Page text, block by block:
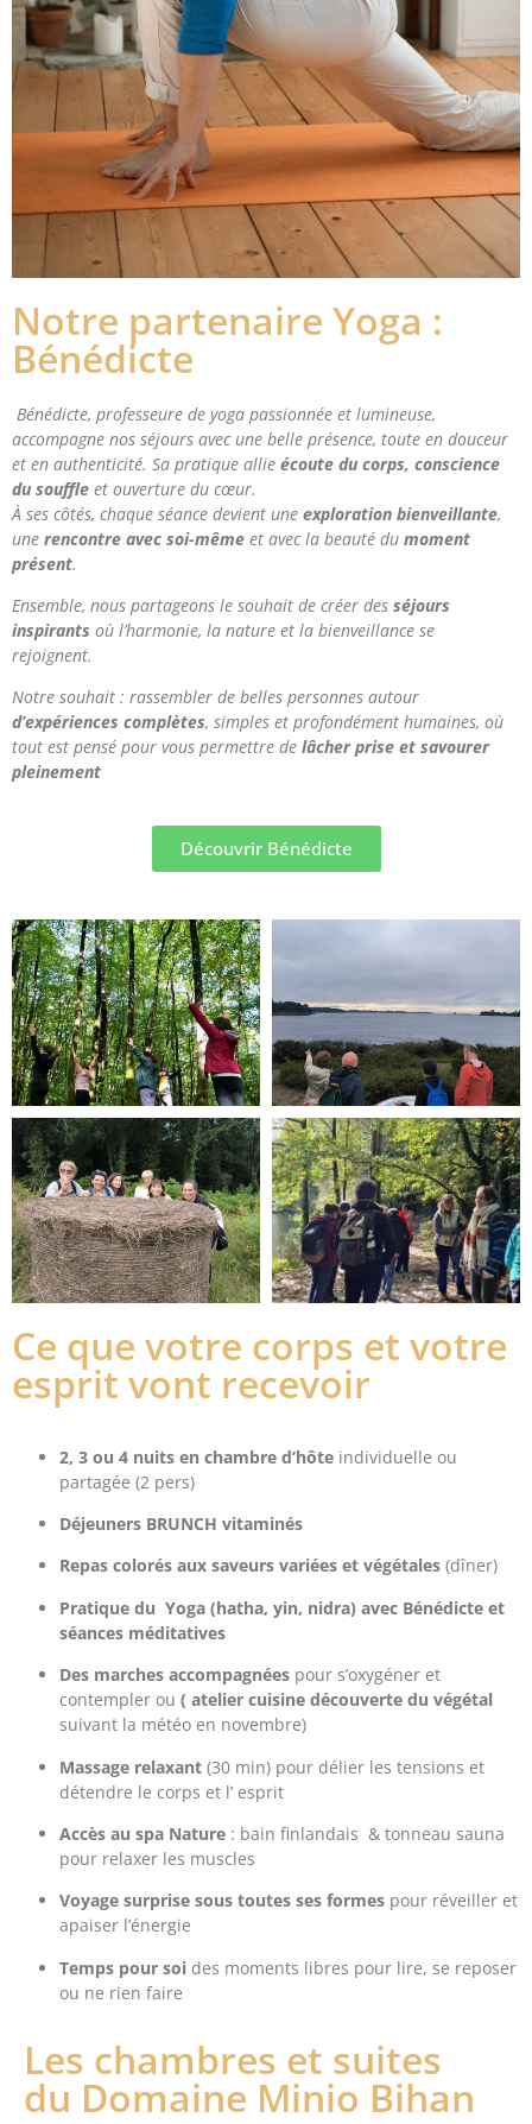
Notre partenaire Yoga :
Bénédicte
Bénédicte, professeure de yoga passionnée et lumineuse,
accompagne nos séjours avec une belle présence, toute en douceur
et en authenticité. Sa pratique allie écoute du corps, conscience
du souffle et ouverture du cœur.
À ses côtés, chaque séance devient une exploration bienveillante,
une rencontre avec soi-même et avec la beauté du moment
présent.
Ensemble, nous partageons le souhait de créer des séjours
inspirants où l’harmonie, la nature et la bienveillance se
rejoignent.
Notre souhait : rassembler de belles personnes autour
d’expériences complètes, simples et profondément humaines, où
tout est pensé pour vous permettre de lâcher prise et savourer
pleinement
Découvrir Bénédicte
Ce que votre corps et votre
esprit vont recevoir
2, 3 ou 4 nuits en chambre d’hôte individuelle ou
partagée (2 pers)
Déjeuners BRUNCH vitaminés
Repas colorés aux saveurs variées et végétales (dîner)
Pratique du Yoga (hatha, yin, nidra) avec Bénédicte et
séances méditatives
Des marches accompagnées pour s’oxygéner et
contempler ou ( atelier cuisine découverte du végétal
suivant la météo en novembre)
Massage relaxant (30 min) pour délier les tensions et
détendre le corps et l’ esprit
Accès au spa Nature : bain finlandais & tonneau sauna
pour relaxer les muscles
Voyage surprise sous toutes ses formes pour réveiller et
apaiser l’énergie
Temps pour soi des moments libres pour lire, se reposer
ou ne rien faire
Les chambres et suites
du Domaine Minio Bihan